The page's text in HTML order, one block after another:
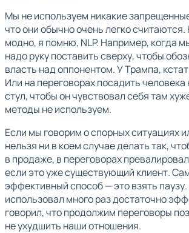
Мы не используем никакие
что они обычно очень легко
модно, я помню, NLP. Например, когда
надо руку поставить сверху, чтобы
власть над оппонентом. У Трампа,
Или на переговорах посадить человека
стул, чтобы он чувствовал себя там
методы не используем.
Если мы говорим о спорных ситуациях
нельзя ни в коем случае делать так,
в продаже, в переговорах
если это уже существующий клиент.
эффективный способ — это взять паузу.
использовал много раз достаточно
говорил, что продолжим переговоры
не ухудшить наши отношения.